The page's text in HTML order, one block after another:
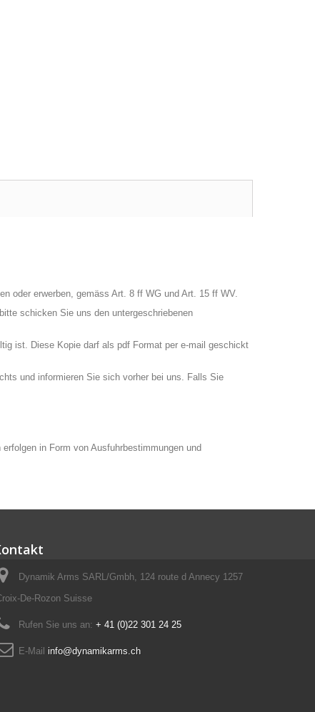
oder erwerben, gemäss Art. 8 ff WG und Art. 15 ff WV.
schicken Sie uns den untergeschriebenen
ist. Diese Kopie darf als pdf Format per e-mail geschickt
und informieren Sie sich vorher bei uns. Falls Sie
in Form von Ausfuhrbestimmungen und
Dynamik Arms SARL/Gmbh, 124 route d Annecy 1257
De-Rozon Suisse
Rufen Sie uns an: + 41 (0)22 301 24 25
E-Mail info@dynamikarms.ch